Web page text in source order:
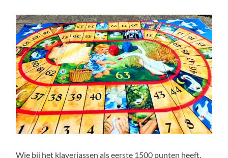
Wie bij het klaverjassen als eerste 1500 punten heeft,